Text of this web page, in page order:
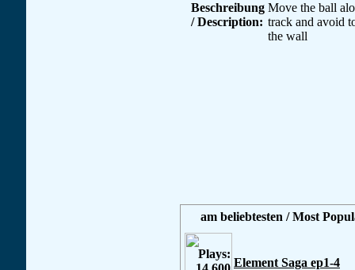
Beschreibung
/ Description:
Move the ball
track and avoid
the wall
am beliebtesten / Most
Element Saga ep1-4